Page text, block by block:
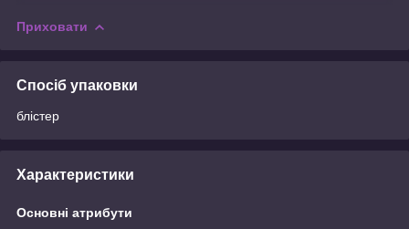
Приховати
Спосіб упаковки
блістер
Характеристики
Основні атрибути